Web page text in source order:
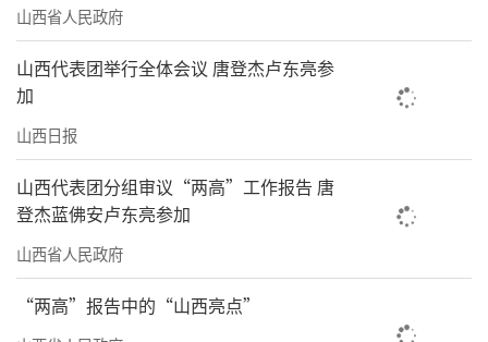
山西省人民政府
山西代表团举行全体会议 唐登杰卢东亮参
加
山西日报
山西代表团分组审议“两高”工作报告 唐
登杰蓝佛安卢东亮参加
山西省人民政府
“两高”报告中的“山西亮点”